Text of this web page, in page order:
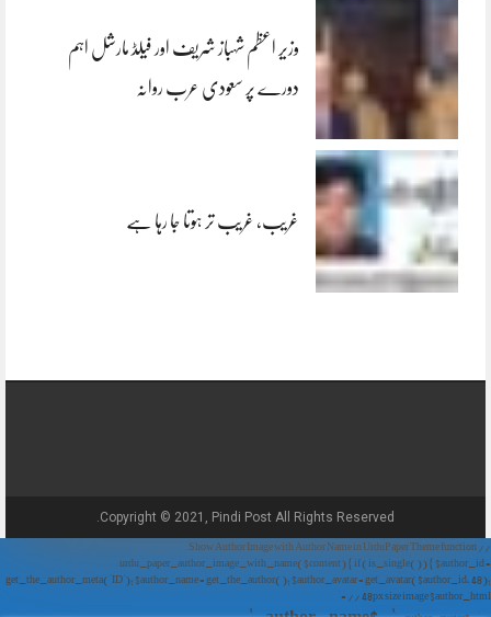
وزیر اعظم شہباز شریف اور فیلڈ مارشل اہم
دورے پر سعودی عرب روانہ
غریب، غریب تر ہوتا جا رہا ہے
Copyright © 2021, Pindi Post All Rights Reserved.
// Show Author Image with Author Name in UrduPaper Theme function
urdu_paper_author_image_with_name($content) { if (is_single()) { $author_id =
get_the_author_meta('ID'); $author_name = get_the_author(); $author_avatar = get_avatar($author_id, 48);
// 48px size image $author_html = '